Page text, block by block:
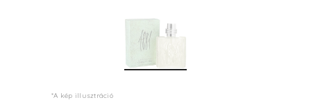
*A kép illusztráció